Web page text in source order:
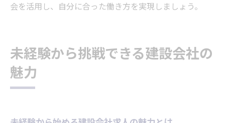
会を活用し、自分に合った働き方を実現しましょう。
未経験から挑戦できる建設会社の
魅力